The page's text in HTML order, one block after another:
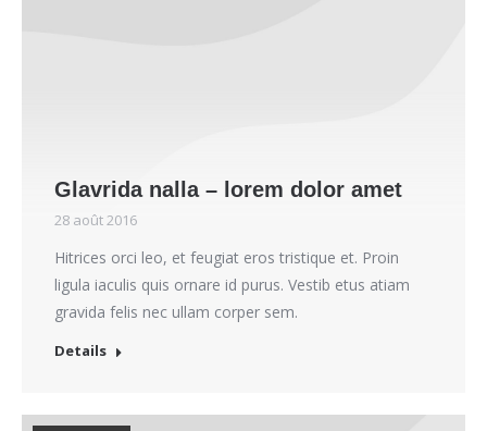
Glavrida nalla – lorem dolor amet
28 août 2016
Hitrices orci leo, et feugiat eros tristique et. Proin
ligula iaculis quis ornare id purus. Vestib etus atiam
gravida felis nec ullam corper sem.
Details